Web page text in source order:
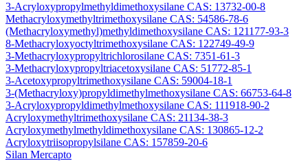
3-Acryloxypropylmethyldimethoxysilane CAS: 13732-00-8
Methacryloxymethyltrimethoxysilane CAS: 54586-78-6
(Methacryloxymethyl)methyldimethoxysilane CAS: 121177-93-3
8-Methacryloxyoctyltrimethoxysilane CAS: 122749-49-9
3-Methacryloxypropyltrichlorosilane CAS: 7351-61-3
3-Methacryloxypropyltriacetoxysilane CAS: 51772-85-1
3-Acetoxypropyltrimethoxysilane CAS: 59004-18-1
3-(Methacryloxy)propyldimethylmethoxysilane CAS: 66753-64-8
3-Acryloxypropyldimethylmethoxysilane CAS: 111918-90-2
Acryloxymethyltrimethoxysilane CAS: 21134-38-3
Acryloxymethylmethyldimethoxysilane CAS: 130865-12-2
Acryloxytriisopropylsilane CAS: 157859-20-6
Silan Mercapto